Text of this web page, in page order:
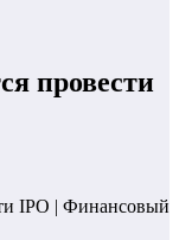
провести
IPO | Финансовый